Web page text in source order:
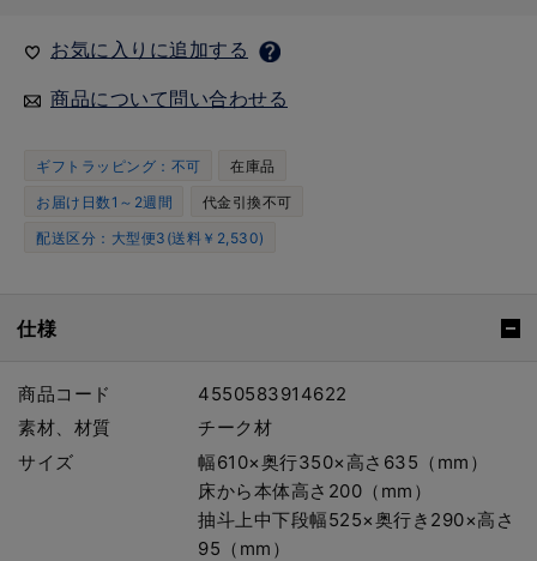
お気に入りに追加する
商品について問い合わせる
ギフトラッピング：不可
在庫品
お届け日数1～2週間
代金引換不可
配送区分：大型便3(送料￥2,530)
仕様
商品コード
4550583914622
素材、材質
チーク材
サイズ
幅610×奥行350×高さ635（mm）
床から本体高さ200（mm）
抽斗上中下段幅525×奥行き290×高さ
95（mm）